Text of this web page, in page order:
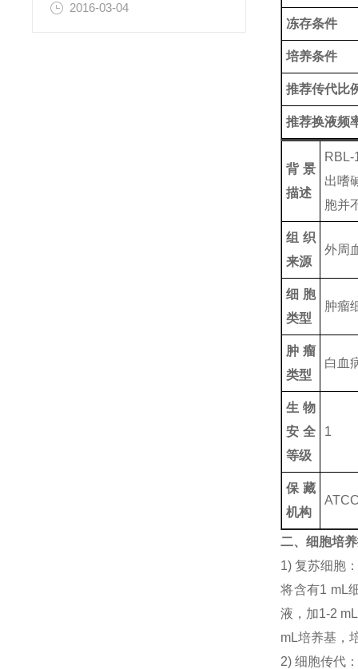
2016-03-04
冻存条件
培养条件
推荐传代比
推荐换液频
背景
描述
RBL-
出嗜
胞并
组织
来源
外周
细胞
类型
肿瘤
肿瘤
类型
白血
生物
安全
等级
1
保藏
机构
二、细胞培
1) 复苏细胞
将含有1 mL
液，加1-2
mL培养基，
2) 细胞传代